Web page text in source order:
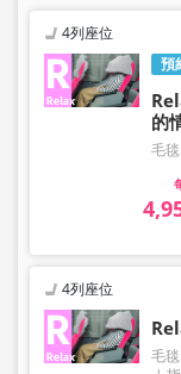
預
4列座位
的
毛毯
4列座位
毛毯